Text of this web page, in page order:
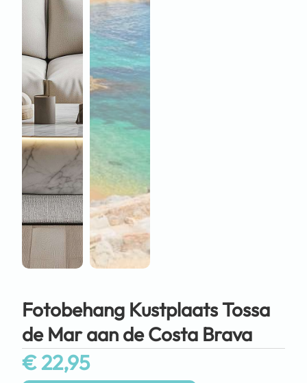
Fotobehang Kustplaats Tossa
de Mar aan de Costa Brava
€22,95